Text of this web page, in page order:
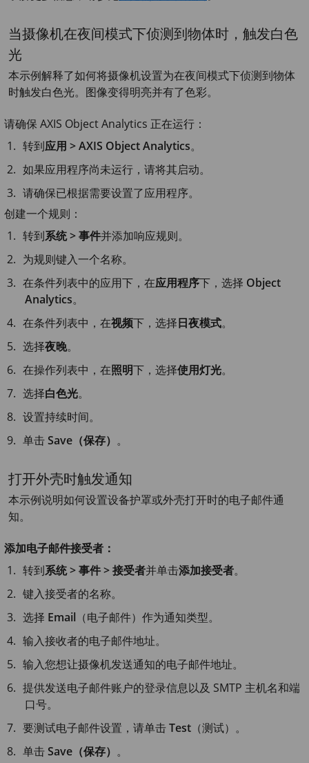
当摄像机在夜间模式下侦测到物体时，触发白色
光
本示例解释了如何将摄像机设置为在夜间模式下侦测到物体
时触发白色光。图像变得明亮并有了色彩。
请确保 AXIS ObjectAnalytics 正在运行：
转到应用 > AXIS Object Analytics。
如果应用程序尚未运行，请将其启动。
请确保已根据需要设置了应用程序。
创建一个规则：
转到系统 > 事件并添加响应规则。
为规则键入一个名称。
在条件列表中的应用下，在应用程序下，选择 Object
Analytics。
在条件列表中，在视频下，选择日夜模式。
选择夜晚。
在操作列表中，在照明下，选择使用灯光。
选择白色光。
设置持续时间。
单击Save（保存） 。
打开外壳时触发通知
本示例说明如何设置设备护罩或外壳打开时的电子邮件通
知。
添加电子邮件接受者：
转到系统 > 事件 > 接受者并单击添加接受者。
键入接受者的名称。
选择 Email （电子邮件）作为通知类型。
输入接收者的电子邮件地址。
输入您想让摄像机发送通知的电子邮件地址。
提供发送电子邮件账户的登录信息以及 SMTP 主机名和端
口号。
要测试电子邮件设置，请单击Test （测试）。
单击Save（保存） 。